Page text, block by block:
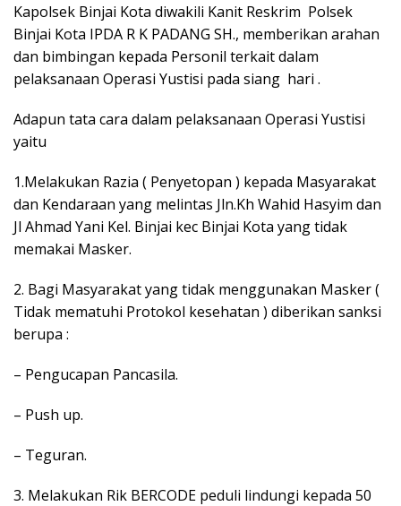
Kapolsek Binjai Kota diwakili Kanit Reskrim Polsek
Binjai Kota IPDA R K PADANG SH., memberikan arahan
dan bimbingan kepada Personil terkait dalam
pelaksanaan Operasi Yustisi pada siang hari .
Adapun tata cara dalam pelaksanaan Operasi Yustisi
yaitu
1.Melakukan Razia ( Penyetopan ) kepada Masyarakat
dan Kendaraan yang melintas Jln.Kh Wahid Hasyim dan
Jl Ahmad Yani Kel. Binjai kec Binjai Kota yang tidak
memakai Masker.
2. Bagi Masyarakat yang tidak menggunakan Masker (
Tidak mematuhi Protokol kesehatan ) diberikan sanksi
berupa :
– Pengucapan Pancasila.
– Push up.
– Teguran.
3. Melakukan Rik BERCODE peduli lindungi kepada 50